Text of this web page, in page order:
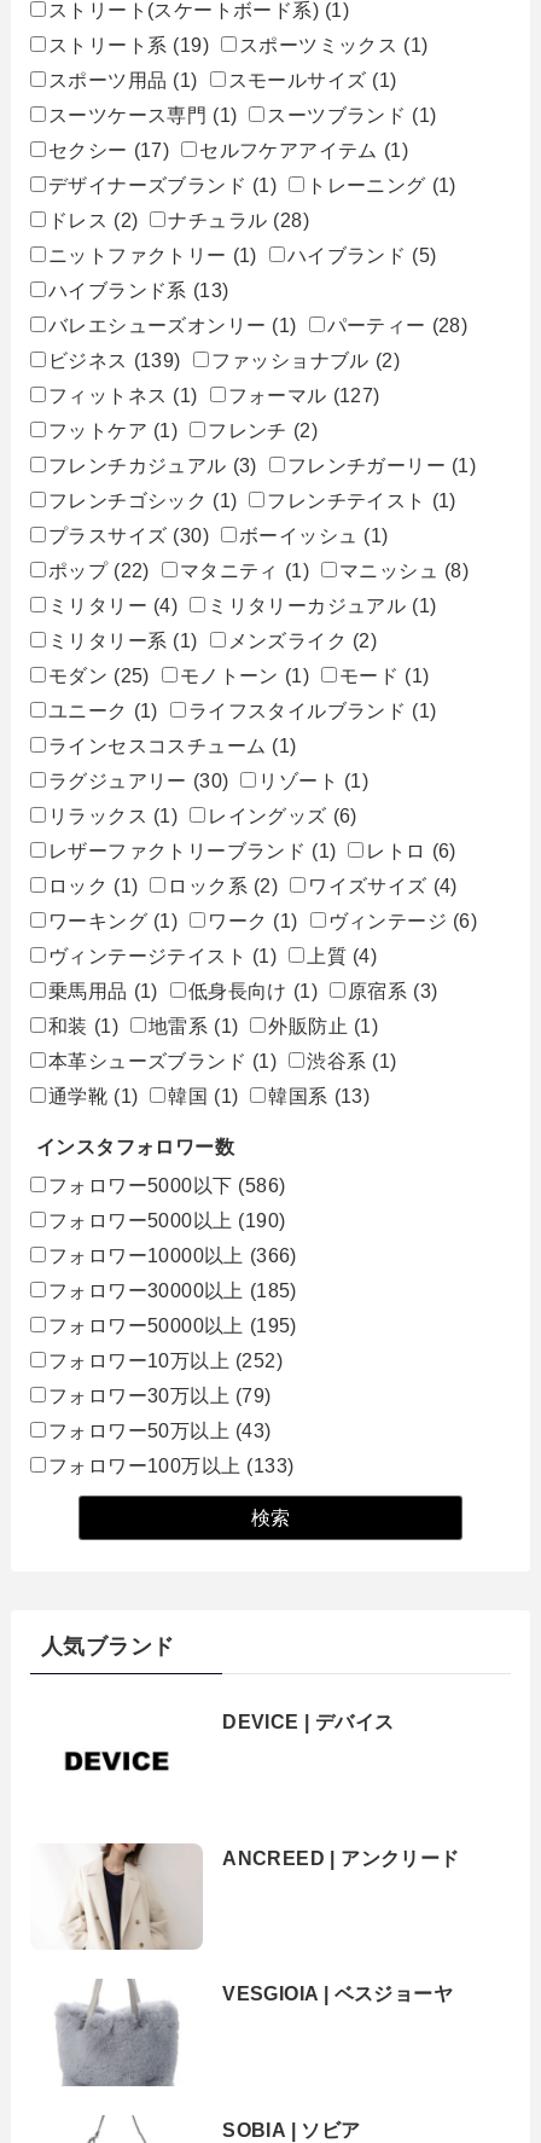
ストリート(スケートボード系) (1)
ストリート系 (19) スポーツミックス (1)
スポーツ用品 (1) スモールサイズ (1)
スーツケース専門 (1) スーツブランド (1)
セクシー (17) セルフケアアイテム (1)
デザイナーズブランド (1) トレーニング (1)
ドレス (2) ナチュラル (28)
ニットファクトリー (1) ハイブランド (5)
ハイブランド系 (13)
バレエシューズオンリー (1) パーティー (28)
ビジネス (139) ファッショナブル (2)
フィットネス (1) フォーマル (127)
フットケア (1) フレンチ (2)
フレンチカジュアル (3) フレンチガーリー (1)
フレンチゴシック (1) フレンチテイスト
(1)
プラスサイズ (30) ボーイッシュ
(1)
ポップ (22) マタニティ (1) マニッシュ
(8)
ミリタリー (4) ミリタリーカジュアル (1)
ミリタリー系 (1) メンズライク (2)
モダン (25) モノトーン (1) モード (1)
ユニーク (1) ライフスタイルブランド (1)
ラインセスコスチューム (1)
ラグジュアリー (30) リゾート (1)
リラックス (1) レイングッズ (6)
レザーファクトリーブランド (1) レトロ (6)
ロック (1) ロック系 (2) ワイズサイズ (4)
ワーキング (1) ワーク (1) ヴィンテージ (6)
ヴィンテージテイスト (1) 上質 (4)
乗馬用品 (1) 低身長向け (1) 原宿系 (3)
和装 (1) 地雷系 (1) 外販防止 (1)
本革シューズブランド (1) 渋谷系 (1)
通学靴 (1) 韓国 (1) 韓国系 (13)
インスタフォロワー数
フォロワー5000以下 (586)
フォロワー5000以上 (190)
フォロワー10000以上 (366)
フォロワー30000以上 (185)
フォロワー50000以上 (195)
フォロワー10万以上 (252)
フォロワー30万以上 (79)
フォロワー50万以上 (43)
フォロワー100万以上 (133)
人気ブランド
DEVICE | デバイス
ANCREED | アンクリード
VESGIOIA | ベスジョーヤ
SOBIA | ソビア